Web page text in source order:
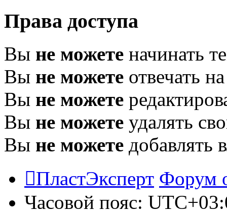
Права доступа
Вы не можете начинать
Вы не можете отвечать
Вы не можете
Вы не можете удалять
Вы не можете добавлять
ПластЭксперт Форум
Часовой пояс: